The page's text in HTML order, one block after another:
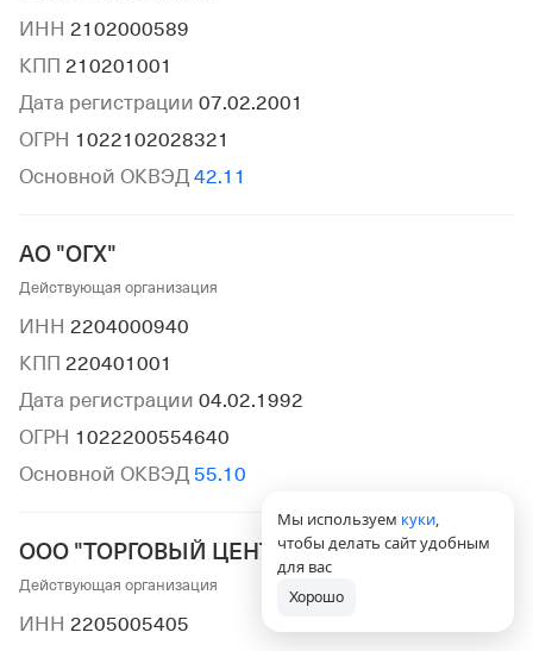
ИНН 2102000589
КПП 210201001
Дата регистрации 07.02.2001
ОГРН 1022102028321
Основной ОКВЭД 42.11
АО "ОГХ"
Действующая организация
ИНН 2204000940
КПП 220401001
Дата регистрации 04.02.1992
ОГРН 1022200554640
Основной ОКВЭД 55.10
ООО "ТОРГОВЫЙ ЦЕНТР"
Действующая организация
ИНН 2205005405
Мы используем куки,
чтобы делать сайт удобным
для вас
Хорошо